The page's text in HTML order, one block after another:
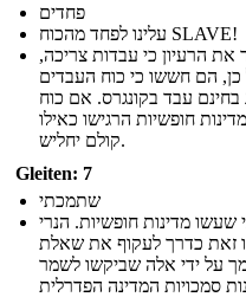
פחדים
עלינו לפחד מהכוח SLAVE!
הרעיון כי עבדות צריכה,
כן, הם חששו כי כוח העבדים
בחינם עבד בקונגרס. אם כוח
חופשיות הרגישו כאילו
קולם יחליש.
Gleiten: 7
שתמכתי
מדינות חופשיות. הנרי
זאת כדרך לעקוף את שאלת
על ידי אלה שביקשו לשמר